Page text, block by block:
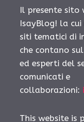
Il presente sito
IsayBlog! la
siti tematici di
che contano
ed esperti del
comunicati e
collaborazioni:
This website is